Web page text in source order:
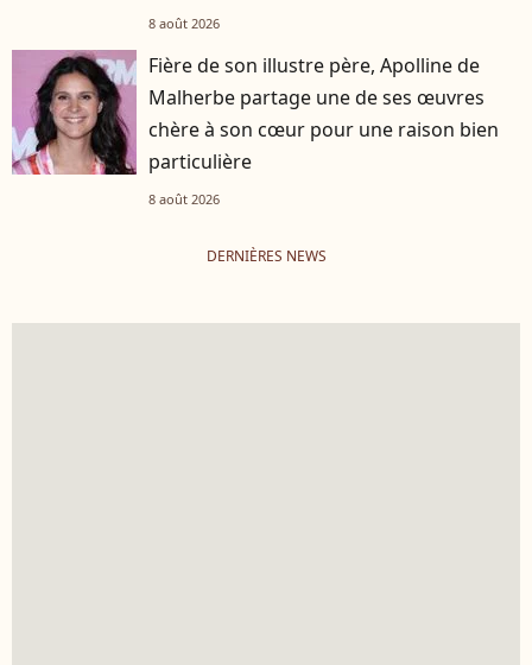
8 août 2026
Fière de son illustre père, Apolline de
Malherbe partage une de ses œuvres
chère à son cœur pour une raison bien
particulière
8 août 2026
DERNIÈRES NEWS